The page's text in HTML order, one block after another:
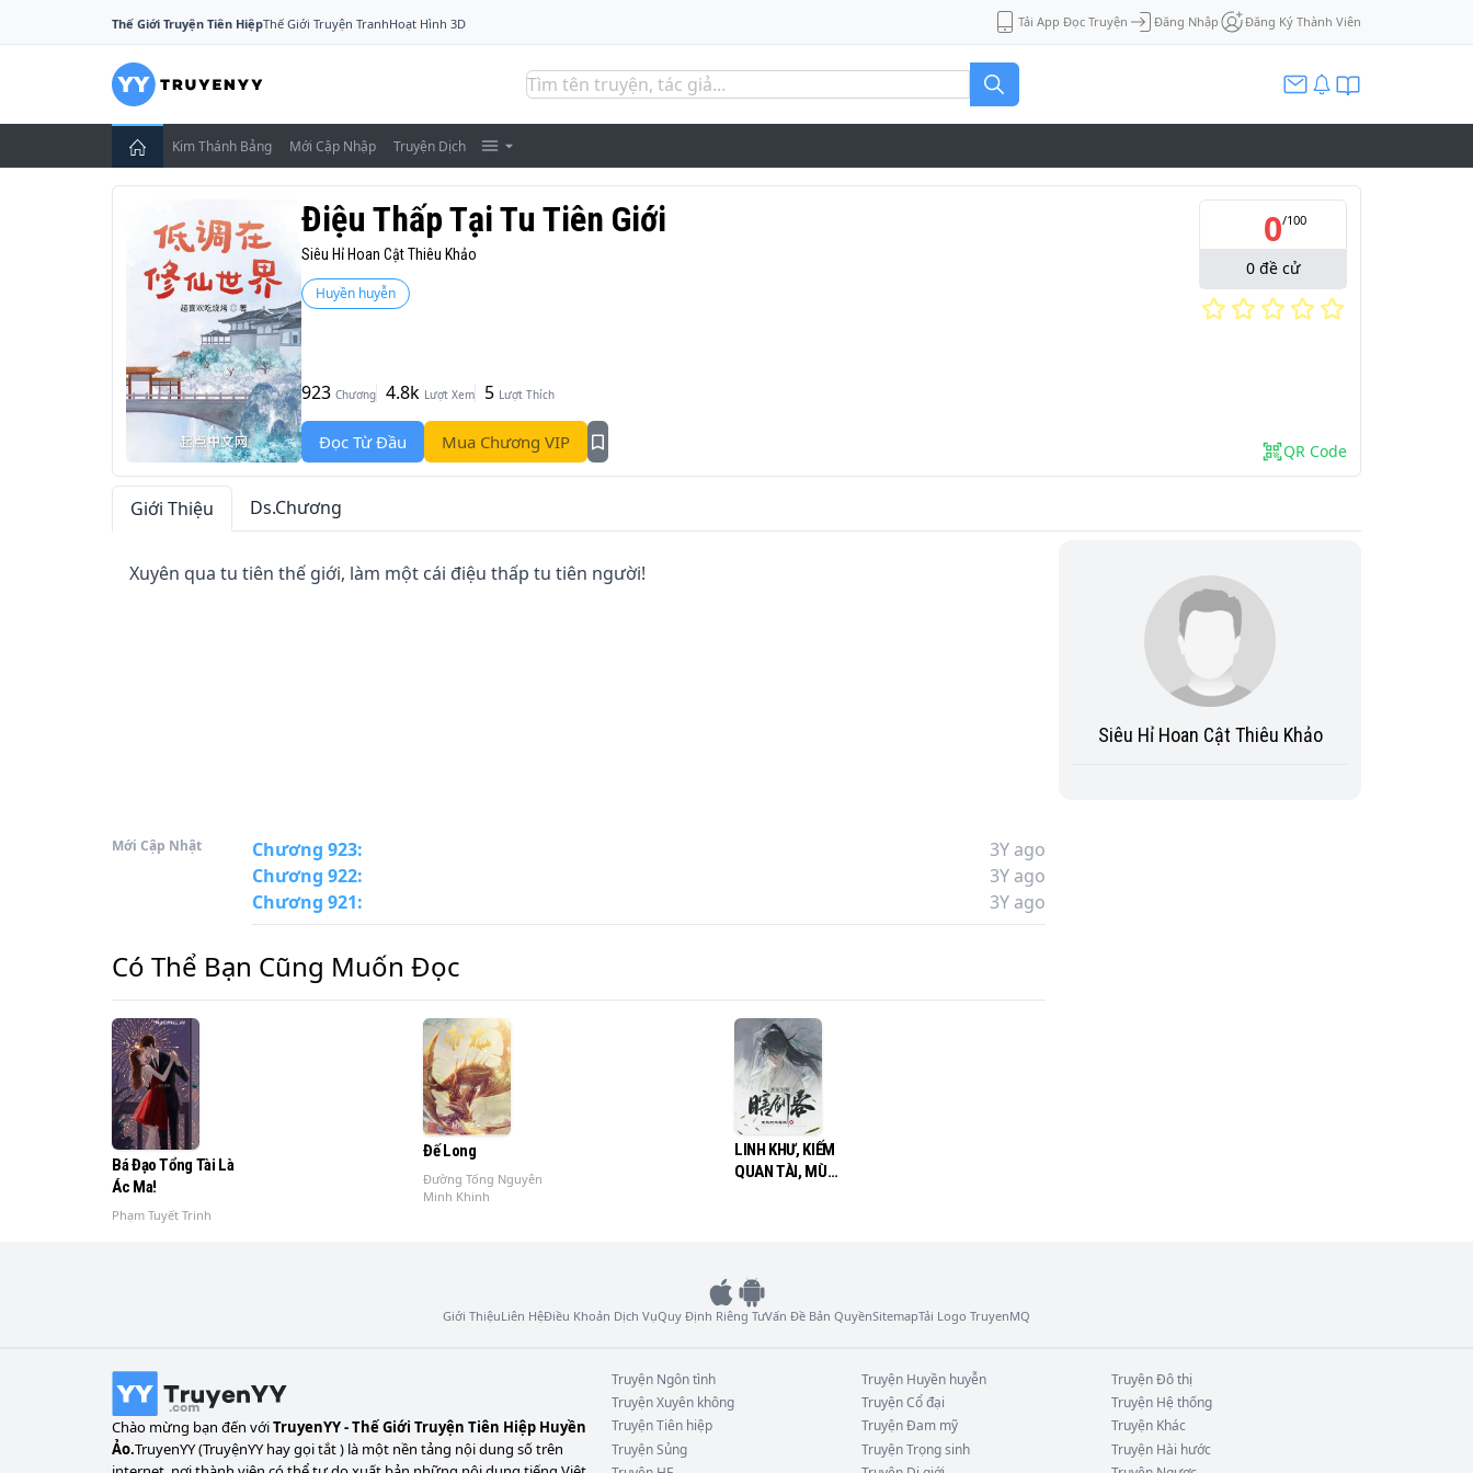
Thế Giới Truyện Tiên HiệpThế Giới Truyện TranhHoạt Hình 3D Tải App Đọc Truyện Đăng Nhập Đăng Ký Thành Viên
Kim Thánh Bảng Mới Cập Nhập Truyện Dịch
Điệu Thấp Tại Tu Tiên Giới
Siêu Hỉ Hoan Cật Thiêu Khảo
Huyền huyễn
923 Chương 4.8k Lượt Xem 5 Lượt Thích
Đọc Từ Đầu Mua Chương VIP
0/100
0 đề cử
QR Code
Giới Thiệu Ds.Chương
Xuyên qua tu tiên thế giới, làm một cái điệu thấp tu tiên người!
Mới Cập Nhật Chương 923:
3Y ago
Chương 922:
3Y ago
Chương 921: 3Y ago
Có Thể Bạn Cũng Muốn Đọc
Bá Đạo Tổng Tài Là
Ác Ma!
Phạm Tuyết Trinh
Đế Long
Đường Tống Nguyên
Minh Khinh
LINH KHƯ, KIẾM
QUAN TÀI, MÙ
Siêu Hỉ Hoan Cật Thiêu Khảo
Giới ThiệuLiên HệĐiều Khoản Dịch VụQuy Định Riêng TưVấn Đề Bản QuyềnSitemapTải Logo TruyenMQ
Chào mừng bạn đến vớiTruyenYY - Thế Giới Truyện Tiên Hiệp Huyền
Ảo.TruyenYY (TruyệnYY hay gọi tắt ) là một nền tảng nội dung số trên
Truyện Ngôn tình Truyện Huyền huyễn TruyệnĐô thị
TruyệnXuyên không TruyệnCổ đại Truyện Hệ thống
TruyệnTiên hiệp TruyệnĐam mỹ Truyện Khác
TruyệnSủng TruyệnTrọng sinh Truyện Hài hước